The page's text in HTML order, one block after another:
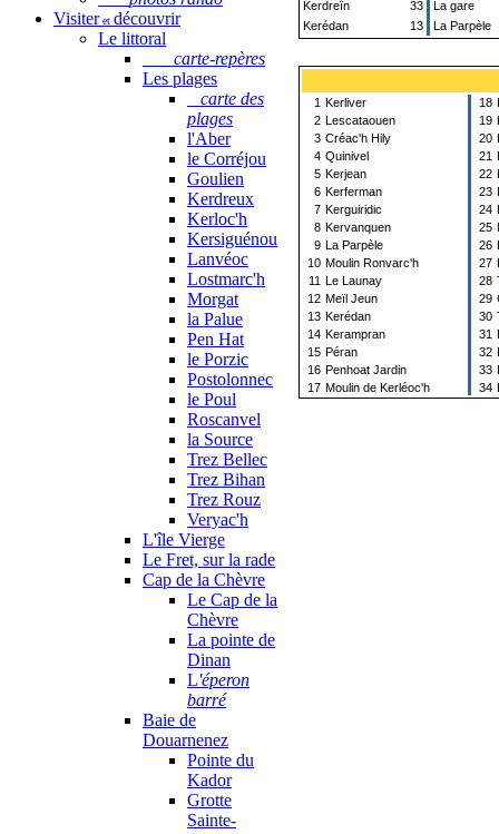
Visiteret découvrir
Le littoral
carte-repères
Les plages
carte des
plages
l'Aber
le Corréjou
Goulien
Kerdreux
Kerloc'h
Kersiguénou
Lanvéoc
Lostmarc'h
Morgat
la Palue
Pen Hat
le Porzic
Postolonnec
le Poul
Roscanvel
la Source
Trez Bellec
Trez Bihan
Trez Rouz
Veryac'h
L'île Vierge
Le Fret, sur la rade
Cap de la Chèvre
Le Cap de la
Chèvre
La pointe de
Dinan
L'éperon
barré
Baie de
Douarnenez
Pointe du
Kador
Grotte
Sainte-
Kerdreïn
33
La gare
Kerédan
13 La Parpèle
1 Kerliver 18
2 Lescataouen 19
3 Créac'h Hily 20
4 Quinivel 21
5 Kerjean 22
6 Kerferman 23
7 Kerguiridic 24
8 Kervanquen 25
9 La Parpèle 26
10 Moulin Ronvarc'h 27
11 Le Launay 28
12 Meïl Jeun 29
13 Kerédan 30
14 Kerampran 31
15 Péran 32
16 Penhoat Jardin 33
17 Moulin de Kerléoc'h 34